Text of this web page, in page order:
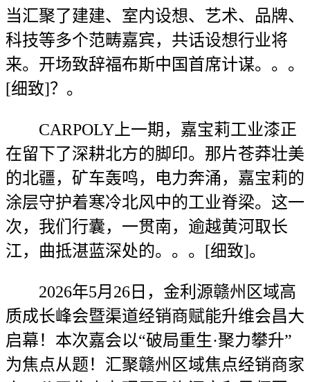
当汇聚了建建、室内设想、艺术、品牌、
科技等多个范畴嘉宾，共话设想行业将
来。开场致辞福布斯中国首席计谋。。。
[细致]？。
CARPOLY上一期，嘉宝莉工业漆正
在留下了深耕北方的脚印。那片苍莽壮美
的北疆，矿车轰鸣，电力奔涌，嘉宝莉的
涂层守护着寒冷北风中的工业脊梁。这一
次，我们行囊，一贯南，逾越黄河取长
江，曲抵湛蓝深处的。。。[细致]。
2026年5月26日，金利源赣州区域高
质成长峰会暨渠道经销商赋能升维会昌大
启幕！本次嘉会以“破局重生·聚力攀升”
为焦点从题！汇聚赣州区域焦点经销商家